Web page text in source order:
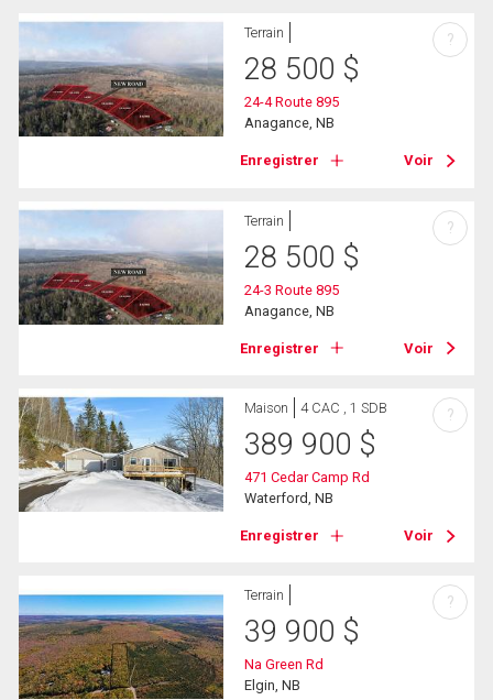
Terrain
28 500 $
24-4 Route 895
Anagance, NB
Enregistrer Voir
?
Terrain
28 500 $
24-3 Route 895
Anagance, NB
Enregistrer Voir
?
Maison 4 CAC , 1 SDB
389 900 $
471 Cedar Camp Rd
Waterford, NB
Enregistrer Voir
?
Terrain
39 900 $
Na Green Rd
Elgin, NB
?